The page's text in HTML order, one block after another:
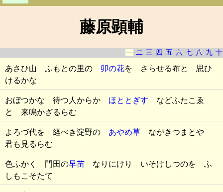
藤原顕輔
一 二 三 四 五 六 七 八 九 十
あさひ山 ふもとの里の 卯の花を さらせる布と 思ひ
けるかな
おぼつかな 待つ人からか ほととぎす などふたこゑ
と 来鳴かざるらむ
よろづ代を 経べき淀野の あやめ草 ながきつまとや
君も見るらむ
色ふかく 門田の早苗 なりにけり いそけしつのを ふ
しもこそたて